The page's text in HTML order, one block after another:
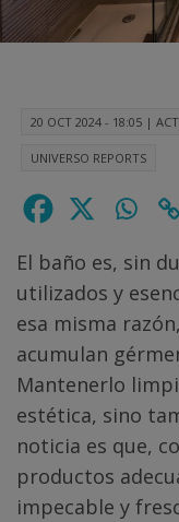
20 OCT 2024 - 18:05 |
UNIVERSO REPORTS
El baño es, sin
utilizados y
esa misma
acumulan
Mantenerlo
estética, sino
noticia es que,
productos
impecable y